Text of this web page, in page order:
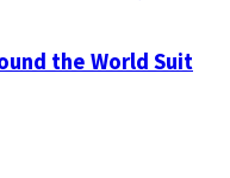
the World Suit